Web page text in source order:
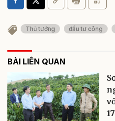
Thủ tướng đầu tư công
BÀI LIÊN QUAN